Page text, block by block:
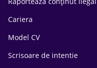
Cariera
Model CV
Scrisoare de intentie